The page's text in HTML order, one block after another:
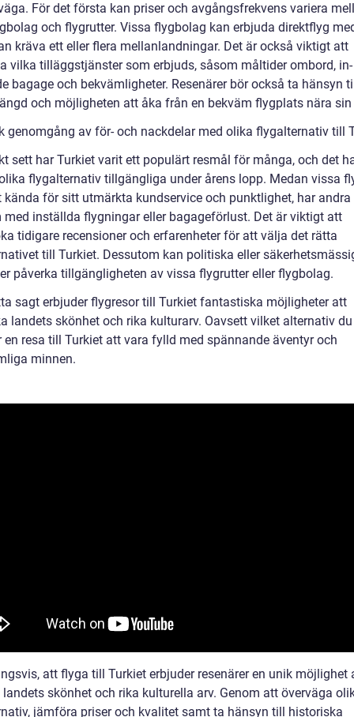
För det första kan priser och avgångsfrekvens variera
och flygrutter. Vissa flygbolag kan erbjuda direktflyg
kräva ett eller flera mellanlandningar. Det är också viktigt att
vilka tilläggstjänster som erbjuds, såsom måltider ombord, in-
bagage och bekvämligheter. Resenärer bör också ta hänsyn
och möjligheten att åka från en bekväm flygplats nära
genomgång av för- och nackdelar med olika flygalternativ till
sett har Turkiet varit ett populärt resmål för många, och det
flygalternativ tillgängliga under årens lopp. Medan vissa
kända för sitt utmärkta kundservice och punktlighet, har
med inställda flygningar eller bagageförlust. Det är viktigt att
tidigare recensioner och erfarenheter för att välja det rätta
till Turkiet. Dessutom kan politiska eller
påverka tillgängligheten av vissa flygrutter eller flygbolag.
sagt erbjuder flygresor till Turkiet fantastiska möjligheter att
landets skönhet och rika kulturarv. Oavsett vilket alternativ du
en resa till Turkiet att vara fylld med spännande äventyr och
minnen.
att flyga till Turkiet erbjuder resenärer en unik möjlighet
skönhet och rika kulturella arv. Genom att överväga
jämföra priser och kvalitet samt ta hänsyn till historiska